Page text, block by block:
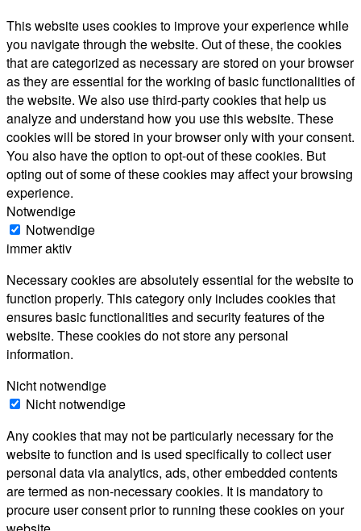
This website uses cookies to improve your experience while
you navigate through the website. Out of these, the cookies
that are categorized as necessary are stored on your browser
as they are essential for the working of basic functionalities of
the website. We also use third-party cookies that help us
analyze and understand how you use this website. These
cookies will be stored in your browser only with your consent.
You also have the option to opt-out of these cookies. But
opting out of some of these cookies may affect your browsing
experience.
Notwendige
Notwendige
immer aktiv
Necessary cookies are absolutely essential for the website to
function properly. This category only includes cookies that
ensures basic functionalities and security features of the
website. These cookies do not store any personal
information.
Nicht notwendige
Nicht notwendige
Any cookies that may not be particularly necessary for the
website to function and is used specifically to collect user
personal data via analytics, ads, other embedded contents
are termed as non-necessary cookies. It is mandatory to
procure user consent prior to running these cookies on your